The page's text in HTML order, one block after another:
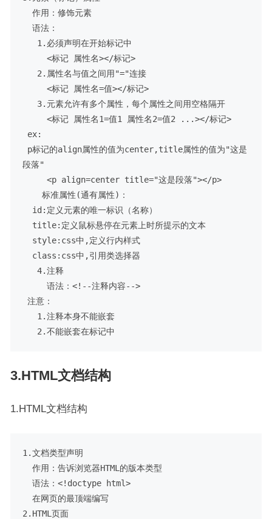
作用：修饰元素
语法：
1.必须声明在开始标记中
<标记 属性名></标记>
2.属性名与值之间用"="连接
<标记 属性名=值></标记>
3.元素允许有多个属性，每个属性之间用空格隔开
<标记 属性名1=值1 属性名2=值2 ...></标记>
ex:
p标记的align属性的值为center,title属性的值为"这是
段落"
<p align=center title="这是段落"></p>
标准属性(通有属性)：
id:定义元素的唯一标识（名称）
title:定义鼠标悬停在元素上时所提示的文本
style:css中,定义行内样式
class:css中,引用类选择器
4.注释
语法：<!--注释内容-->
注意：
1.注释本身不能嵌套
3.HTML文档结构
1.HTML文档结构
1.文档类型声明
作用：告诉浏览器HTML的版本类型
语法：<!doctype html>
在网页的最顶端编写
2.HTML页面